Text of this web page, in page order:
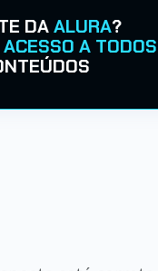
DAALURA?
ACESSO A TODOS